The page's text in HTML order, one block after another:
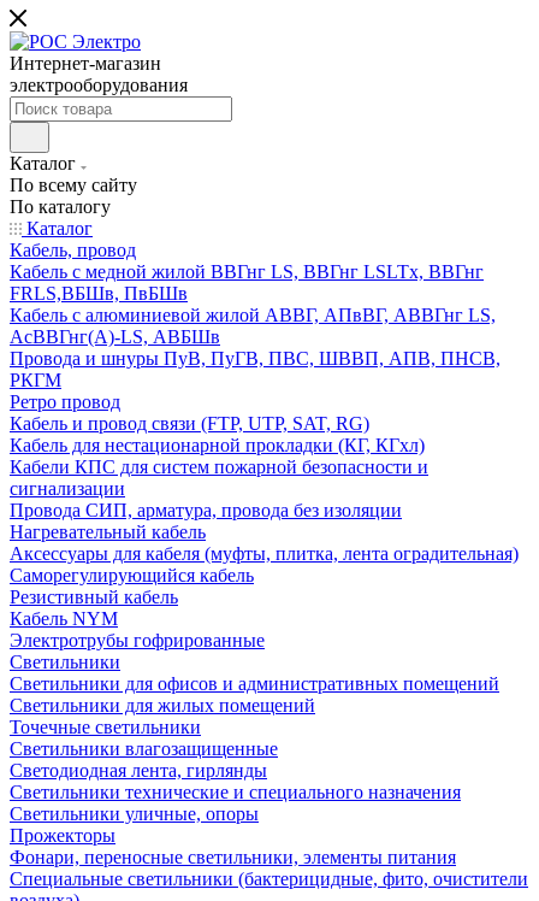
Интернет-магазин
электрооборудования
Каталог
По всему сайту
По каталогу
Каталог
Кабель, провод
Кабель с медной жилой ВВГнг LS, ВВГнг LSLTx, ВВГнг
FRLS,ВБШв, ПвБШв
Кабель с алюминиевой жилой АВВГ, АПвВГ, АВВГнг LS,
АсВВГнг(А)-LS, АВБШв
Провода и шнуры ПуВ, ПуГВ, ПВС, ШВВП, АПВ, ПНСВ,
РКГМ
Ретро провод
Кабель и провод связи (FTP, UTP, SAT, RG)
Кабель для нестационарной прокладки (КГ, КГхл)
Кабели КПС для систем пожарной безопасности и
сигнализации
Провода СИП, арматура, провода без изоляции
Нагревательный кабель
Аксессуары для кабеля (муфты, плитка, лента оградительная)
Саморегулирующийся кабель
Резистивный кабель
Кабель NYM
Электротрубы гофрированные
Светильники
Светильники для офисов и административных помещений
Светильники для жилых помещений
Точечные светильники
Светильники влагозащищенные
Светодиодная лента, гирлянды
Светильники технические и специального назначения
Светильники уличные, опоры
Прожекторы
Фонари, переносные светильники, элементы питания
Специальные светильники (бактерицидные, фито, очистители